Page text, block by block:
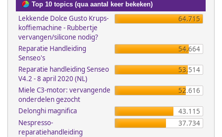
Top 10 topics (qua aantal keer bekeken)
Lekkende Dolce Gusto Krups-
koffiemachine - Rubbertje
vervangen/silicone nodig?
64.715
Reparatie Handleiding
Senseo's
54.664
Reparatie handleiding Senseo
V4.2 - 8 april 2020 (NL)
53.514
Miele C3-motor: vervangende
onderdelen gezocht
52.616
Delonghi magnifica
43.115
Nespresso-
reparatiehandleiding
37.734